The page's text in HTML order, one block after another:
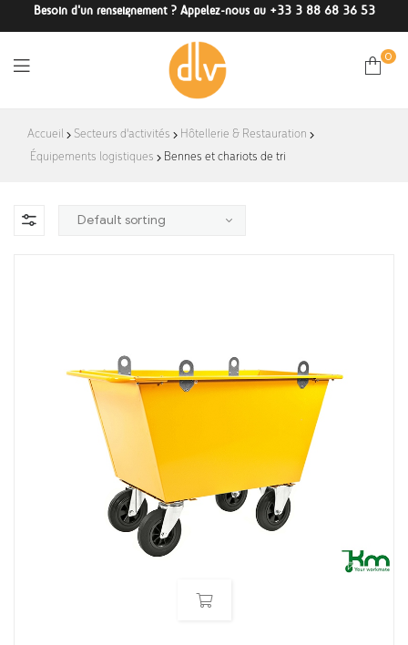
Besoin d'un renseignement ? Appelez-nous au +33 3 88 68 36 53
DLV-
France
0
Accueil Secteurs d'activités
Hôtellerie & Restauration
Équipements logistiques
Bennes et chariots de tri